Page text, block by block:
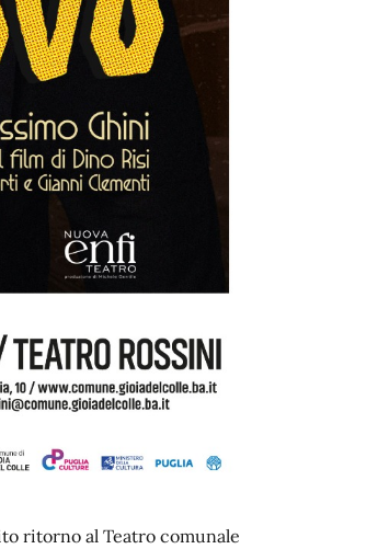
ritorno al Teatro comunale